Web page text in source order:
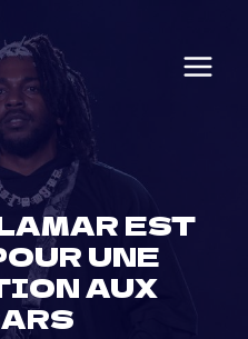
EST
UNE
AUX